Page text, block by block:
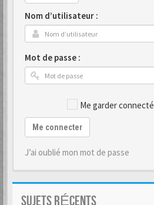
Nom d’utilisateur :
Mot de passe :
Me garder connecté
Me connecter
J’ai oublié mon mot de passe
SUJETS RÉCENTS